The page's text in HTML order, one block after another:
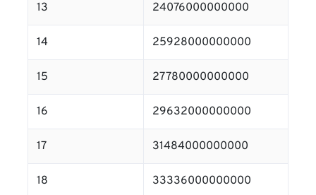
13 24076000000000
14 25928000000000
15 27780000000000
16 29632000000000
17 31484000000000
18 33336000000000